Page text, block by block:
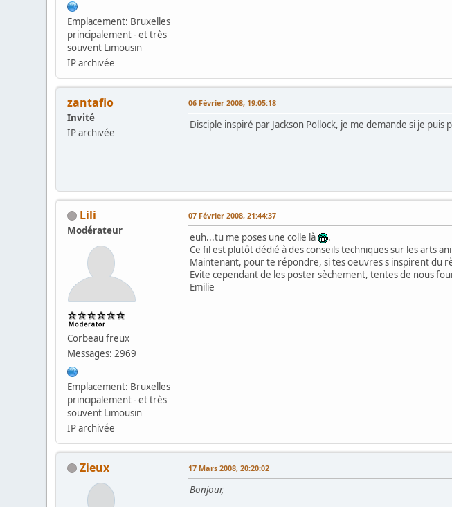
Emplacement: Bruxelles
principalement - et très
souvent Limousin
IP archivée
zantafio
Invité
IP archivée
06 Février 2008, 19:05:18
Disciple inspiré par Jackson Pollock, je me demande si je puis
Lili
Modérateur
Corbeau freux
Messages: 2969
Emplacement: Bruxelles
principalement - et très
souvent Limousin
IP archivée
07 Février 2008, 21:44:37
euh...tu me poses une colle là
.
Ce fil est plutôt dédié à des conseils techniques sur les arts
Maintenant, pour te répondre, si tes oeuvres s'inspirent du
Evite cependant de les poster sèchement, tentes de nous
Emilie
Zieux 17 Mars 2008, 20:20:02
Bonjour,